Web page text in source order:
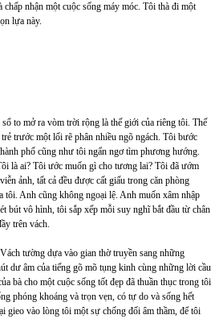
nhận một cuộc sống máy móc. Tôi thà đi một
lựa này.
to mở ra vòm trời rộng là thế giới của riêng tôi. Thế
trước một lối rẽ phân nhiều ngõ ngách. Tôi bước
phố cũng như tôi ngẩn ngơ tìm phương hướng.
là ai? Tôi ước muốn gì cho tương lai? Tôi đã ướm
ảnh, tất cả đều được cất giấu trong căn phòng
tôi. Anh cũng không ngoại lệ. Anh muốn xâm nhập
bút vô hình, tôi sắp xếp mỗi suy nghĩ bắt đầu từ chân
trên vách.
tường dựa vào gian thờ truyền sang những
dư âm của tiếng gõ mõ tụng kinh cùng những lời cầu
bà cho một cuộc sống tốt đẹp đã thuần thục trong tôi
phóng khoáng và trọn vẹn, có tự do và sống hết
gieo vào lòng tôi một sự chống đối âm thầm, để tôi